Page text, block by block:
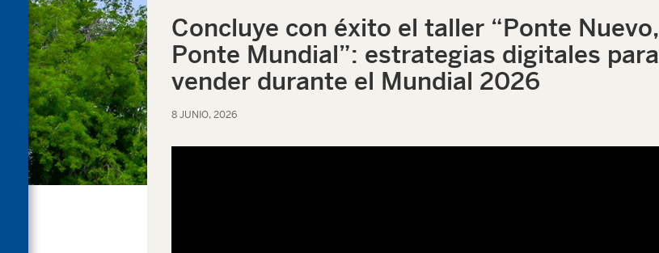
Concluye con éxito el taller “Ponte Nuevo,
Ponte Mundial”: estrategias digitales para
vender durante el Mundial 2026
8 JUNIO, 2026